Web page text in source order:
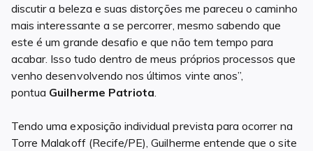
discutir a beleza e suas distorções me pareceu o caminho
mais interessante a se percorrer, mesmo sabendo que
este é um grande desafio e que não tem tempo para
acabar. Isso tudo dentro de meus próprios processos que
venho desenvolvendo nos últimos vinte anos”,
pontua Guilherme Patriota.
Tendo uma exposição individual prevista para ocorrer na
Torre Malakoff (Recife/PE), Guilherme entende que o site